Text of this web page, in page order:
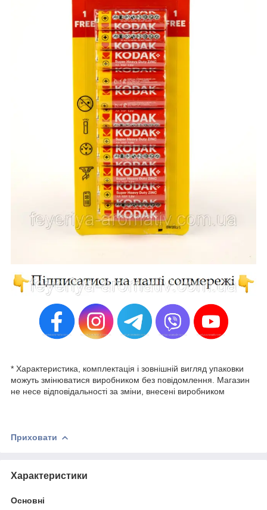
* Характеристика, комплектація і зовнішній вигляд упаковки
можуть змінюватися виробником без повідомлення. Магазин
не несе відповідальності за зміни, внесені виробником
Приховати
Характеристики
Основні